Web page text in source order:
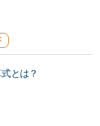
とは？